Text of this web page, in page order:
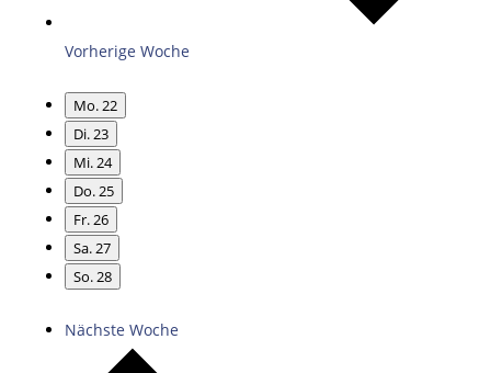
Vorherige Woche
Mo.22
Di.23
Mi.24
Do.25
Fr.26
Sa.27
So.28
Nächste Woche